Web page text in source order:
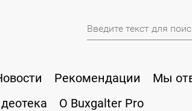
Рекомендации Мы
О Buxgalter Pro